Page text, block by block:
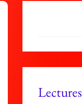
Lectures